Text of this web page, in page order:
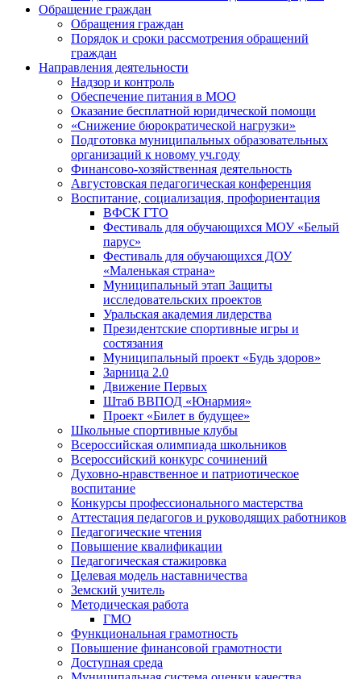
Обращение граждан
Обращения граждан
Порядок и сроки рассмотрения обращений
граждан
Направления деятельности
Надзор и контроль
Обеспечение питания в МОО
Оказание бесплатной юридической помощи
«Снижение бюрократической нагрузки»
Подготовка муниципальных образовательных
организаций к новому уч.году
Финансово-хозяйственная деятельность
Августовская педагогическая конференция
Воспитание, социализация, профориентация
ВФСК ГТО
Фестиваль для обучающихся МОУ «Белый
парус»
Фестиваль для обучающихся ДОУ
«Маленькая страна»
Муниципальный этап Защиты
исследовательских проектов
Уральская академия лидерства
Президентские спортивные игры и
состязания
Муниципальный проект «Будь здоров»
Зарница 2.0
Движение Первых
Штаб ВВПОД «Юнармия»
Проект «Билет в будущее»
Школьные спортивные клубы
Всероссийская олимпиада школьников
Всероссийский конкурс сочинений
Духовно-нравственное и патриотическое
воспитание
Конкурсы профессионального мастерства
Аттестация педагогов и руководящих работников
Педагогические чтения
Повышение квалификации
Педагогическая стажировка
Целевая модель наставничества
Земский учитель
Методическая работа
ГМО
Функциональная грамотность
Повышение финансовой грамотности
Доступная среда